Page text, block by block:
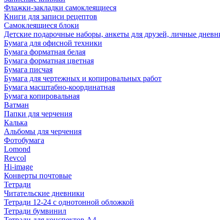
Флажки-закладки самоклеящиеся
Книги для записи рецептов
Самоклеящиеся блоки
Детские подарочные наборы, анкеты для друзей, личные
Бумага для офисной техники
Бумага форматная белая
Бумага форматная цветная
Бумага писчая
Бумага для чертежных и копировальных работ
Бумага масштабно-координатная
Бумага копировальная
Ватман
Папки для черчения
Калька
Альбомы для черчения
Фотобумага
Lomond
Revcol
Hi-image
Конверты почтовые
Тетради
Читательские дневники
Тетради 12-24 с однотонной обложкой
Тетради бумвинил